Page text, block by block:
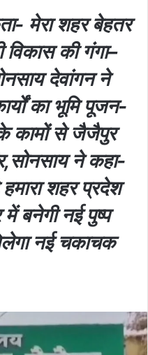
मेरा शहर बेहतर
की गंगा–
देवांगन ने
का भूमि पूजन-
के कामों से जैजैपुर
ने कहा-
शहर प्रदेश
बनेगी नई पुष्प
नई चकाचक